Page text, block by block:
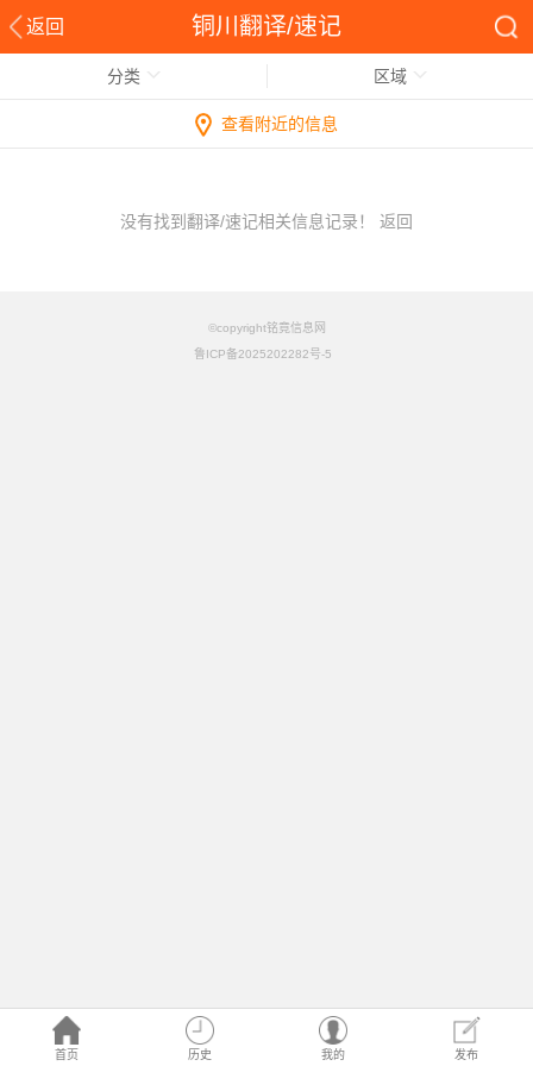
返回 铜川翻译/速记
首页 历史 我的 发布
分类 区域
查看附近的信息
没有找到翻译/速记相关信息记录！ 返回
©copyright铭竟信息网
鲁ICP备2025202282号-5